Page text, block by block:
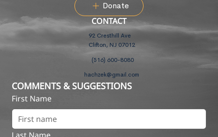
Donate
CONTACT
92 Cresthill Ave
Clifton, NJ 07012
(516) 600-8080
hachzek@gmail.com
COMMENTS & SUGGESTIONS
First Name